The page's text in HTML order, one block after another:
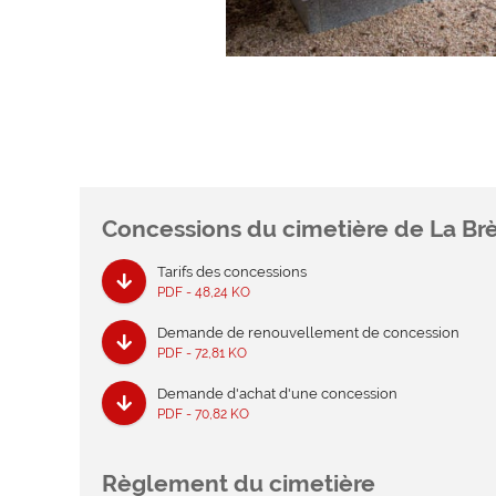
Concessions du cimetière de La
Tarifs des concessions
PDF - 48,24 KO
Demande de renouvellement de concession
PDF - 72,81 KO
Demande d'achat d'une concession
PDF - 70,82 KO
Règlement du cimetière